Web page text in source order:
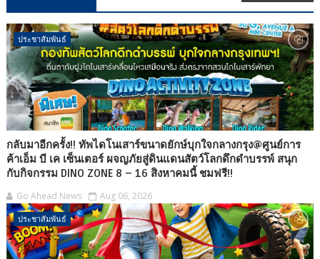
ประชาสัมพันธ์
กลับมาอีกครั้ง!! ทัพไดโนเสาร์ขนาดยักษ์บุกใจกลางกรุง@ศูนย์การ
ค้าเอ็ม บี เค เซ็นเตอร์ ผจญภัยสู่ดินแดนสัตว์โลกดึกดำบรรพ์ สนุก
กับกิจกรรม DINO ZONE 8 – 16 สิงหาคมนี้ ชมฟรี!!
Go Ahead News Aug 06, 2026
ประชาสัมพันธ์